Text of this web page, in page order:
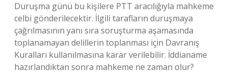
Duruşma günü bu kişilere PTT aracılığıyla mahkeme
celbi gönderilecektir. İlgili tarafların duruşmaya
çağrılmasının yanı sıra soruşturma aşamasında
toplanamayan delillerin toplanması için Davranış
Kuralları kullanılmasına karar verilebilir. İddianame
hazırlandıktan sonra mahkeme ne zaman olur?